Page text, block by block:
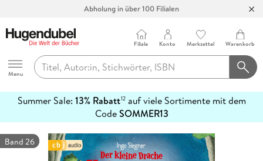
Abholung in über 100 Filialen
Hugendubel
Menu
Filiale Konto Merkzettel Warenkorb
Summer Sale: 13% Rabatt12auf viele Sortimente mit dem
CodeSOMMER13
erfahren
Band 26